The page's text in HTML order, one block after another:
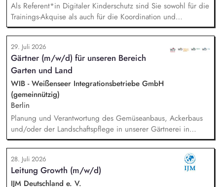
Als Referent*in Digitaler Kinderschutz sind Sie sowohl für die
Trainings-Akquise als auch für die Koordination und
Durchführung von ca. zweistündigen Workshops
verantwortlich. Identifikation, Ansprache und Akquise von
Institutionen und Organisationen für Trainings zum sensiblen
Umgang mit Kinderfotos und -videos (z. B. Kitas, Schulen,
Sportvereine und -verbände, Jugendverbände,
Kinder-/Jugendreiseveranstalter). Eigenständige Konzeption
und Durchführung zielgruppengerechter Trainings in
digitalen Formaten sowie in Präsenz bei Auftraggebern.
29. Juli 2026
Gärtner (m/w/d) für unseren Bereich
Garten und Land
WIB - Weißenseer Integrationsbetriebe GmbH
(gemeinnützig)
Berlin
Planung und Verantwortung des Gemüseanbaus, Ackerbaus
und/oder der Landschaftspflege in unserer Gärtnerei in
Berlin-Malchow, Umsetzung eines zertifizierten Bio-Anbaus,
fachliche Anleitung und Unterstützung der Teilnehmenden
und Beschäftigten, Organisation der Arbeitsabläufe und einer
zweckmäßigen Arbeitsplatzgestaltung, Überwachung der
Einhaltung von Gesundheits-, Arbeitsschutz- und
28. Juli 2026
Leitung Growth (m/w/d)
IJM Deutschland e. V.